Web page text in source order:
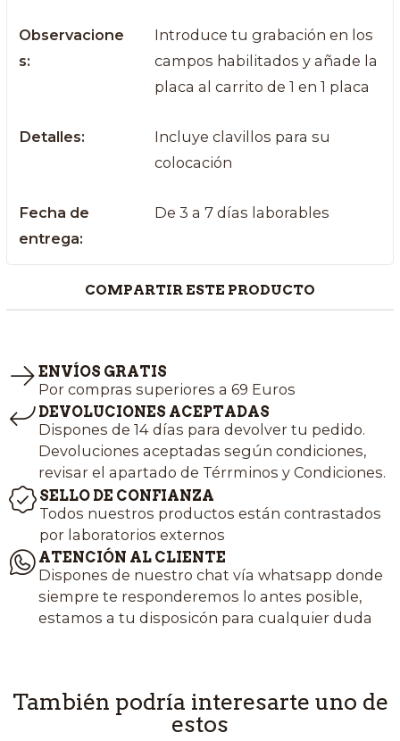
Observacione
s:
Introduce tu grabación en los
campos habilitados y añade la
placa al carrito de 1 en 1 placa
Detalles:
Incluye clavillos para su
colocación
Fecha de
entrega:
De 3 a 7 días laborables
COMPARTIR ESTE PRODUCTO
ENVÍOS GRATIS
Por compras superiores a 69 Euros
DEVOLUCIONES ACEPTADAS
Dispones de 14 días para devolver tu pedido.
Devoluciones aceptadas según condiciones,
revisar el apartado de Térrminos y Condiciones.
SELLO DE CONFIANZA
Todos nuestros productos están contrastados
por laboratorios externos
ATENCIÓN AL CLIENTE
Dispones de nuestro chat vía whatsapp donde
siempre te responderemos lo antes posible,
estamos a tu disposicón para cualquier duda
También podría interesarte uno de
estos